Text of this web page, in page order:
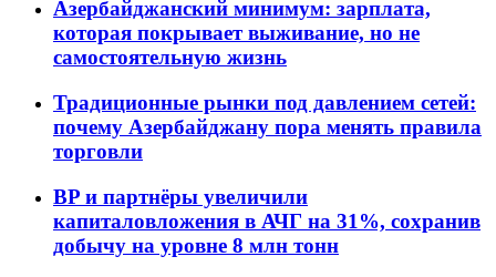
Азербайджанский минимум: зарплата,
которая покрывает выживание, но не
самостоятельную жизнь
Традиционные рынки под давлением сетей:
почему Азербайджану пора менять правила
торговли
BP и партнёры увеличили
капиталовложения в АЧГ на 31%, сохранив
добычу на уровне 8 млн тонн